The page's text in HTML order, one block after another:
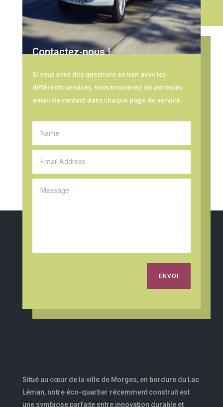
Contactez-nous !
Si vous avez des questions en lien avec les
différents services, vous trouverez les adresses
email de contact dans chaque page de service.
ENVOI
Situé au cœur de la ville de Morges, en bordure du Lac
Léman, notre éco-quartier récemment construit est
une symbiose parfaite entre innovation durable et